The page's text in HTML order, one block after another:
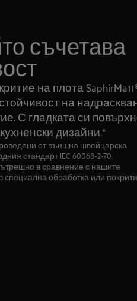
съчетава
на плота
на
С гладката си
дизайни.*
от външна швейцарска
стандарт IEC 60068-2-70.
в сравнение с нашите
обработка или